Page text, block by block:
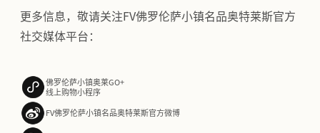
更多信息，敬请关注FV佛罗伦萨小镇名品奥特莱斯官方
社交媒体平台：
佛罗伦萨小镇奥莱GO+
线上购物小程序
FV佛罗伦萨小镇名品奥特莱斯官方微博